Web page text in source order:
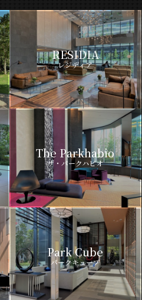
RESIDIA
レジディア
The Parkhabio
ザ・パークハビオ
Park Cube
パークキューブ